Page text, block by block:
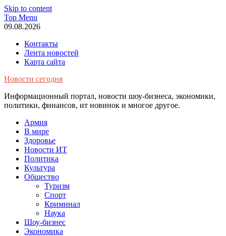
Skip to content
Top Menu
09.08.2026
Контакты
Лента новостей
Карта сайта
Новости сегодня
Информационный портал, новости шоу-бизнеса, экономики,
политики, финансов, ит новинок и многое другое.
Армия
В мире
Здоровье
Новости ИТ
Политика
Культура
Общество
Туризм
Спорт
Криминал
Наука
Шоу-бизнес
Экономика